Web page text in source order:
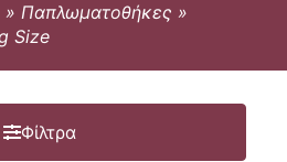
» Παπλωματοθήκες »
Size
Φίλτρα